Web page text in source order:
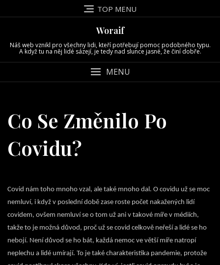
to
TOP MENU
Woraif
Náš web vznikl pro všechny lidi, kteří potřebují pomoc podobného typu.
A když tu na něj lidé sázejí, je tedy nad slunce jasné, že činí dobře.
MENU
Co Se Změnilo Po
Covidu?
Covid nám toho mnoho vzal, ale také mnoho dal. O covidu už se moc
nemluví, i když v poslední době zase roste počet nakažených lidí
covidem, ovšem nemluví se o tom už ani v takové míře v médiích,
takže to je možná důvod, proč už se covid celkově neřeší a lidé se ho
nebojí. Není důvod se ho bát, každá nemoc ve větší míře natropí
neplechu a lidé umírají. To je také charakteristika pandemie, protože